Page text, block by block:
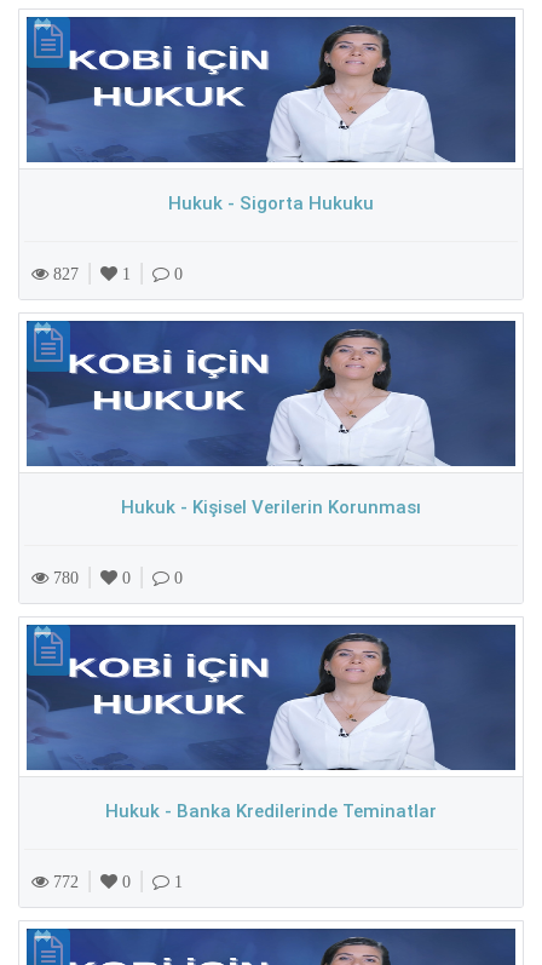
Hukuk - Sigorta Hukuku
827 1 0
Hukuk - Kişisel Verilerin Korunması
780 0 0
Hukuk - Banka Kredilerinde Teminatlar
772 0 1